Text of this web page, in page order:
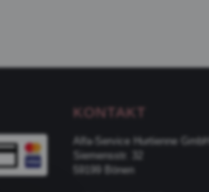
KONTAKT
Alfa-Service Hurtienne GmbH
Siemensstr. 32
59199 Bönen